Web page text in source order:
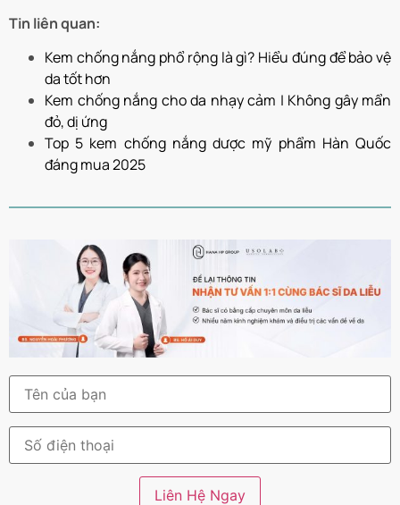
Tin liên quan:
Kem chống nắng phổ rộng là gì? Hiểu đúng để bảo vệ
da tốt hơn
Kem chống nắng cho da nhạy cảm | Không gây mẩn
đỏ, dị ứng
Top 5 kem chống nắng dược mỹ phẩm Hàn Quốc
đáng mua 2025